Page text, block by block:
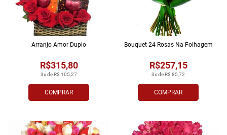
COMPRAR
3x de R$ 105,27
R$315,80
Arranjo Amor Duplo
COMPRAR
3x de R$ 85,72
R$257,15
Bouquet 24 Rosas Na Folhagem